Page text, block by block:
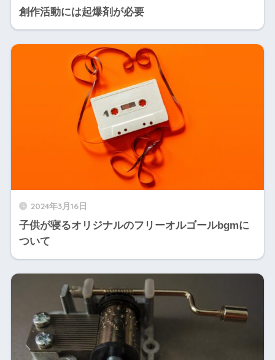
創作活動には起爆剤が必要
2024年3月16日
子供が寝るオリジナルのフリーオルゴールbgmに
ついて